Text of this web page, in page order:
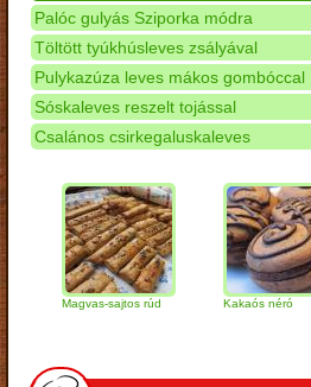
Palóc gulyás Sziporka módra
Töltött tyúkhúsleves zsályával
Pulykazúza leves mákos gombóccal
Sóskaleves reszelt tojással
Csalános csirkegaluskaleves
Magvas-sajtos rúd Kakaós néró